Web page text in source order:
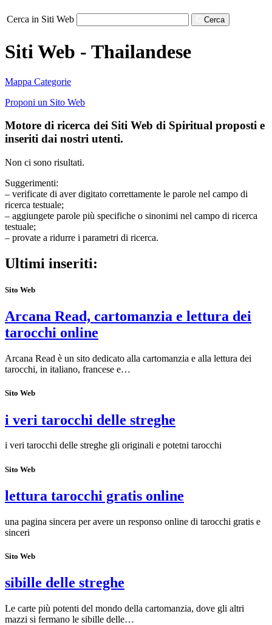
Cerca in Siti Web Cerca
Siti Web - Thailandese
Mappa Categorie
Proponi un Sito Web
Motore di ricerca dei Siti Web di Spiritual proposti e
inseriti dai nostri utenti.
Non ci sono risultati.
Suggerimenti:
– verificate di aver digitato correttamente le parole nel campo di
ricerca testuale;
– aggiungete parole più specifiche o sinonimi nel campo di ricerca
testuale;
– provate a ridurre i parametri di ricerca.
Ultimi inseriti:
Sito Web
Arcana Read, cartomanzia e lettura dei
tarocchi online
Arcana Read è un sito dedicato alla cartomanzia e alla lettura dei
tarocchi, in italiano, francese e…
Sito Web
i veri tarocchi delle streghe
i veri tarocchi delle streghe gli originali e potetni tarocchi
Sito Web
lettura tarocchi gratis online
una pagina sincera per avere un responso online di tarocchi gratis e
sinceri
Sito Web
sibille delle streghe
Le carte più potenti del mondo della cartomanzia, dove gli altri
mazzi si fermano le sibille delle…